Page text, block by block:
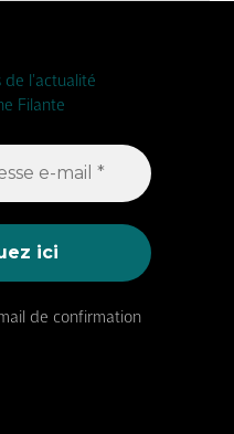
de l'actualité
Filante
de confirmation